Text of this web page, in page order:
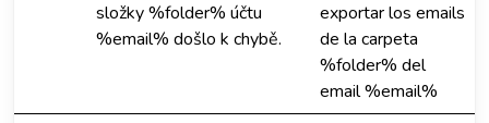
složky %folder% účtu
%email% došlo k chybě.
exportar los emails
de la carpeta
%folder% del
email %email%